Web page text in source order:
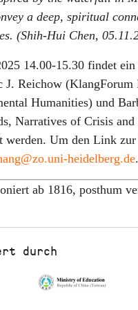
a deep, spiritual
(Shih-Hui Chen,
14.00-15.30 findet ein
J. Reichow (KlangForum
Humanities) und
Narratives of Crisis and
werden. Um den Link zur
heidelberg.de.
ab 1816, posthum
durch